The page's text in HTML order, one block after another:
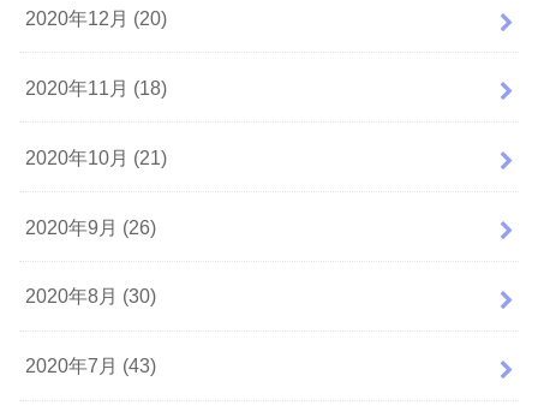
2020年12月 (20)
2020年11月 (18)
2020年10月 (21)
2020年9月 (26)
2020年8月 (30)
2020年7月 (43)